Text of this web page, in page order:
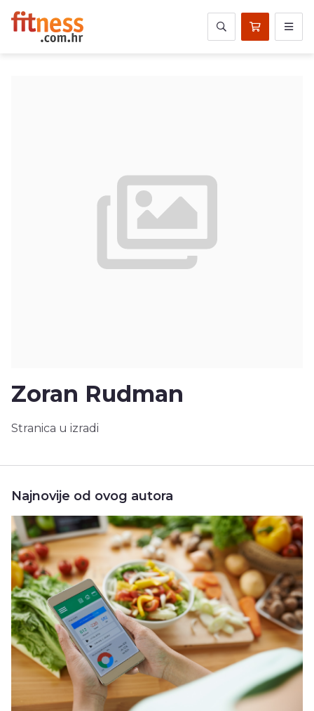
Zoran Rudman
Stranica u izradi
Najnovije od ovog autora